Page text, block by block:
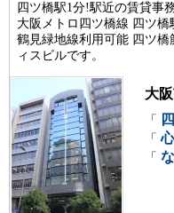
四ツ橋駅1分!駅近の賃貸事
大阪メトロ四ツ橋線 四ツ
鶴見緑地線利用可能 四ツ
ィスビルです。
大
「
「
「